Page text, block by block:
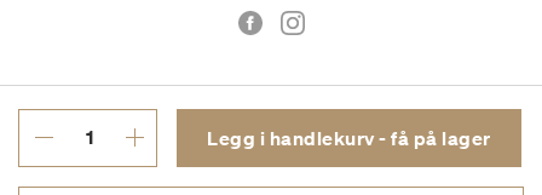
Legg i handlekurv - få på lager